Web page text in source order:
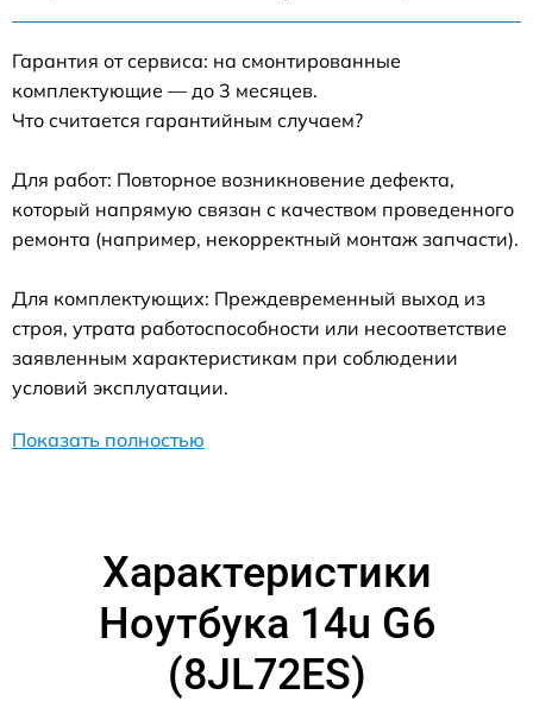
Гарантия от сервиса: на смонтированные
комплектующие — до 3 месяцев.
Что считается гарантийным случаем?
Для работ: Повторное возникновение дефекта,
который напрямую связан с качеством проведенного
ремонта (например, некорректный монтаж запчасти).
Для комплектующих: Преждевременный выход из
строя, утрата работоспособности или несоответствие
заявленным характеристикам при соблюдении
условий эксплуатации.
Показать полностью
Характеристики
Ноутбука 14u G6
(8JL72ES)